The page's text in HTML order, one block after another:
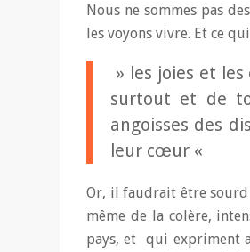
Nous ne sommes pas
les voyons vivre. Et ce
» les joies et
surtout et de
angoisses des
leur cœur «
Or, il faudrait être sourd
même de la colère,
pays, et qui expriment